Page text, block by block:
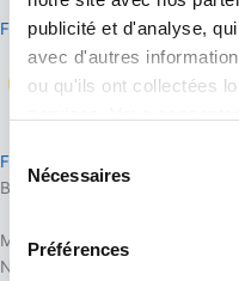
publicité et d'analyse,
avec d'autres
ou qu'ils ont collectées
du Nécessaires
Préférences
Faire un don
Faire un don
Bonjour,
Merci pour votre inscription à
Nous serons très heureux de